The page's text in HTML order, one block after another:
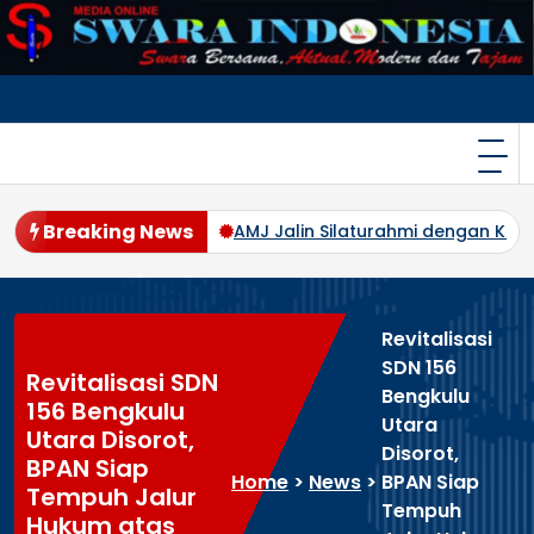
Skip
to
content
Breaking News
Tegas AMJ Jalin Silaturahmi dengan Kajati
Revitalisasi SDN
156 Bengkulu
Utara Disorot,
BPAN Siap
Tempuh Jalur
Hukum atas
Home > News >
Revitalisasi
SDN 156
Bengkulu
Utara
Disorot,
BPAN Siap
Tempuh